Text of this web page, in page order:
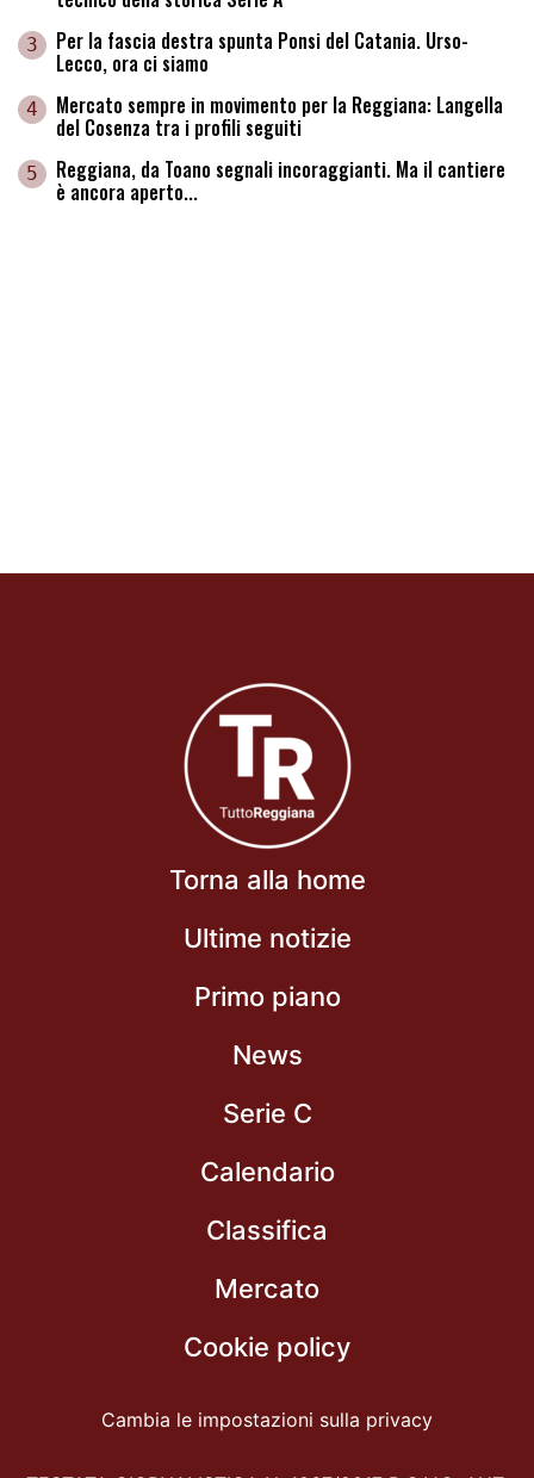
3 Per la fascia destra spunta Ponsi del Catania. Urso-
Lecco, ora ci siamo
4 Mercato sempre in movimento per la Reggiana: Langella
del Cosenza tra i profili seguiti
5 Reggiana, da Toano segnali incoraggianti. Ma il cantiere
è ancora aperto...
Torna alla home
Ultime notizie
Primo piano
News
Serie C
Calendario
Classifica
Mercato
Cookie policy
Cambia le impostazioni sulla privacy